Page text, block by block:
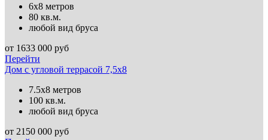
6х8 метров
80 кв.м.
любой вид бруса
от 1633 000 руб
Перейти
Дом с угловой террасой 7,5х8
7.5х8 метров
100 кв.м.
любой вид бруса
от 2150 000 руб